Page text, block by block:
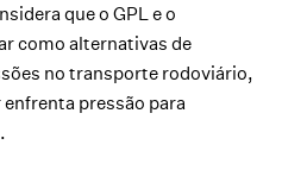
que o GPL e o
como alternativas de
no transporte rodoviário,
pressão para